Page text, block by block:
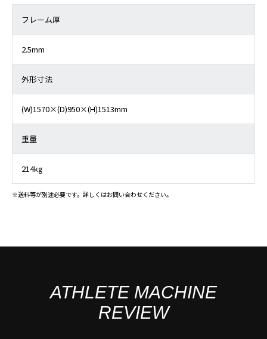
フレーム厚
2.5mm
外形寸法
(W)1570×(D)950×(H)1513mm
重量
214kg
※送料等が別途必要です。詳しくはお問い合わせください。
ATHLETE MACHINE
REVIEW